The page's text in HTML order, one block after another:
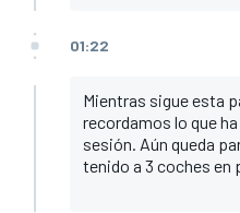
01:22
Mientras sigue esta
recordamos lo que
sesión. Aún queda
tenido a 3 coches en